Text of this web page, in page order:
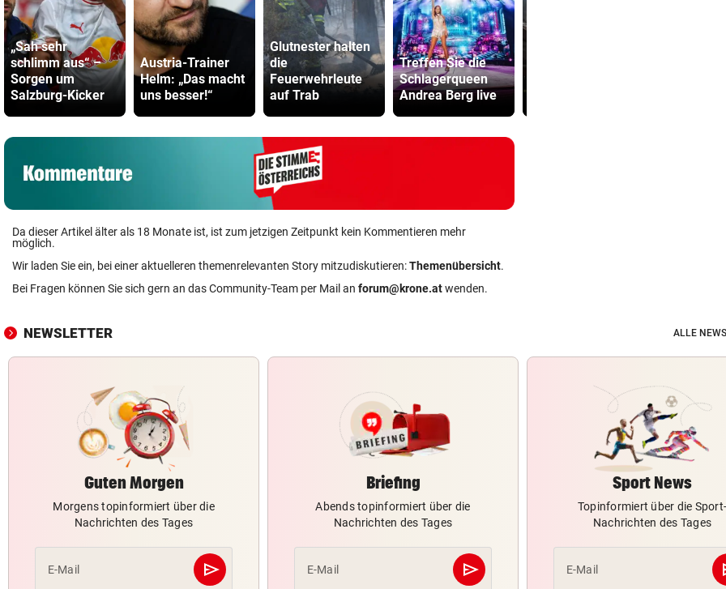
„Sah sehr
schlimm aus“ –
Sorgen um
Salzburg-Kicker
Austria-Trainer
Helm: „Das macht
uns besser!“
Glutnester halten
die
Feuerwehrleute
auf Trab
Treffen Sie die
Schlagerqueen
Andrea Berg live
Da dieser Artikel älter als 18 Monate ist, ist zum jetzigen Zeitpunkt kein Kommentieren mehr
möglich.
Wir laden Sie ein, bei einer aktuelleren themenrelevanten Story mitzudiskutieren:Themenübersicht.
Bei Fragen können Sie sich gern an das Community-Team per Mail an forum@krone.atwenden.
NEWSLETTER ALLE
Guten Morgen
Morgens topinformiert über die
Nachrichten des Tages
E-Mail send
Abschicken
Briefing
Abends topinformiert über die
Nachrichten des Tages
E-Mail send
Abschicken
Sport News
Topinformiert über die Sport-
Nachrichten des Tages
E-Mail